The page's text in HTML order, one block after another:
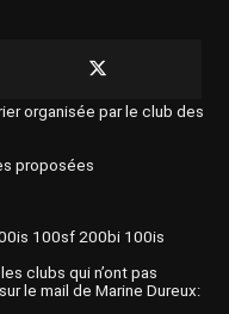
organisée par le club des
proposées
100sf 200bi 100is
clubs qui n’ont pas
le mail de Marine Dureux: